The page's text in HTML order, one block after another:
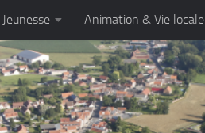
Animation & Vie locale